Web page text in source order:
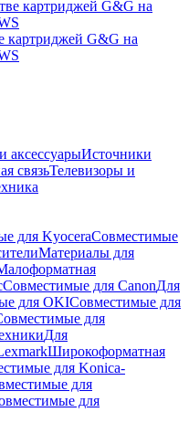
картриджей G&G на
аксессуарыИсточники
связьТелевизоры и
для KyoceraСовместимые
Материалы для
Совместимые для CanonДля
для OKIСовместимые для
для
Для
Широкоформатная
для Konica-
для
для